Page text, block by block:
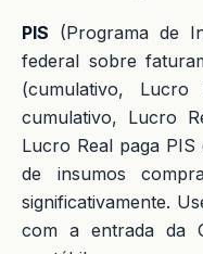
PIS (Programa de
federal sobre
(cumulativo,
cumulativo, Lucro
Lucro Real paga PIS
de insumos
significativamente.
com a entrada da